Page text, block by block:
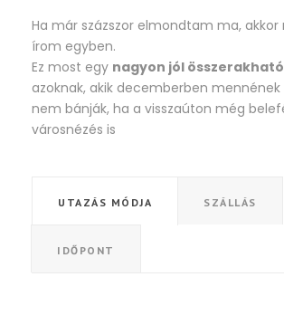
Ha már százszor elmondtam ma, akkor
írom egyben.
Ez most egy nagyon jól
azoknak, akik decemberben
nem bánják, ha a visszaúton még
városnézés is
UTAZÁS MÓDJA SZÁLLÁS
IDŐPONT